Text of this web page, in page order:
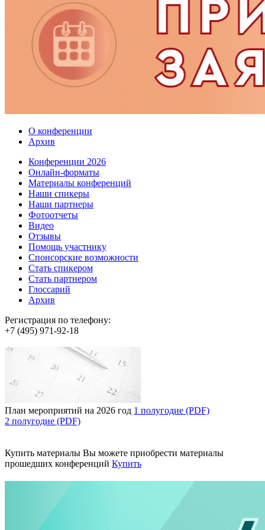
О конференции
Архив
Конференции 2026
Онлайн-форматы
Материалы конференций
Наши спикеры
Наши партнеры
Фотоотчеты
Видео
Отзывы
Помощь участнику
Спонсорские возможности
Стать спикером
Стать партнером
Глоссарий
Архив
Регистрация по телефону:
+7 (495) 971-92-18
План мероприятий на 2026 год 1 полугодие (PDF)
2 полугодие (PDF)
Купить материалы Вы можете приобрести материалы
прошедших конференций Купить